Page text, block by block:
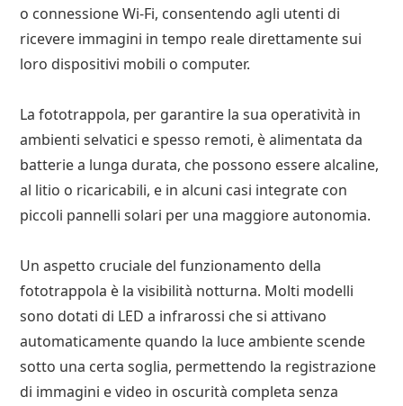
o connessione Wi-Fi, consentendo agli utenti di
ricevere immagini in tempo reale direttamente sui
loro dispositivi mobili o computer.
La fototrappola, per garantire la sua operatività in
ambienti selvatici e spesso remoti, è alimentata da
batterie a lunga durata, che possono essere alcaline,
al litio o ricaricabili, e in alcuni casi integrate con
piccoli pannelli solari per una maggiore autonomia.
Un aspetto cruciale del funzionamento della
fototrappola è la visibilità notturna. Molti modelli
sono dotati di LED a infrarossi che si attivano
automaticamente quando la luce ambiente scende
sotto una certa soglia, permettendo la registrazione
di immagini e video in oscurità completa senza